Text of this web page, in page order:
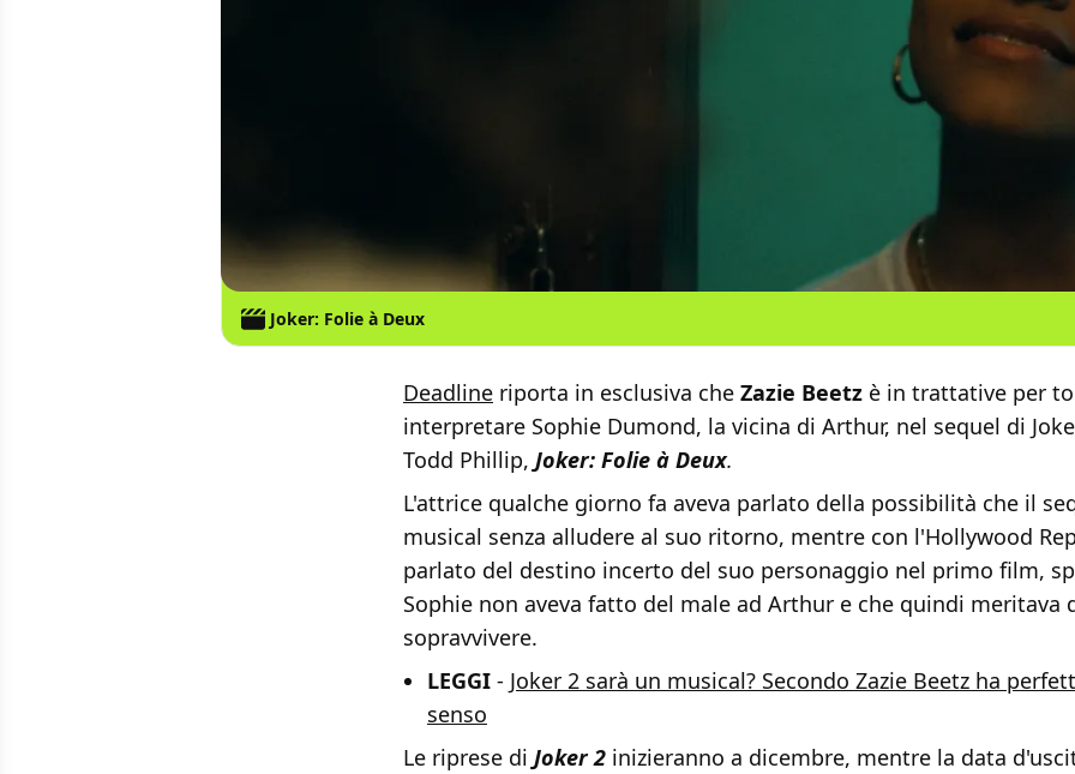
Joker: Folie à Deux
Deadline riporta in esclusiva che Zazie Beetz è in trattative per
interpretare Sophie Dumond, la vicina di Arthur, nel sequel di
Todd Phillip, Joker: Folie à Deux.
L'attrice qualche giorno fa aveva parlato della possibilità che il
musical senza alludere al suo ritorno, mentre con l'Hollywood
parlato del destino incerto del suo personaggio nel primo film,
Sophie non aveva fatto del male ad Arthur e che quindi meritava
sopravvivere.
LEGGI - Joker 2 sarà un musical? Secondo Zazie Beetz ha
senso
Le riprese di Joker 2 inizieranno a dicembre, mentre la data